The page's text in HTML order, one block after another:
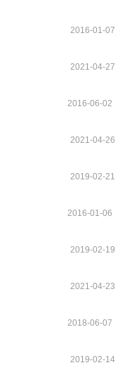
2016-01-07
2021-04-27
2016-06-02
2021-04-26
2019-02-21
2016-01-06
2019-02-19
2021-04-23
2018-06-07
2019-02-14